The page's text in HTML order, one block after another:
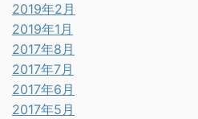
2019年2月
2019年1月
2017年8月
2017年7月
2017年6月
2017年5月